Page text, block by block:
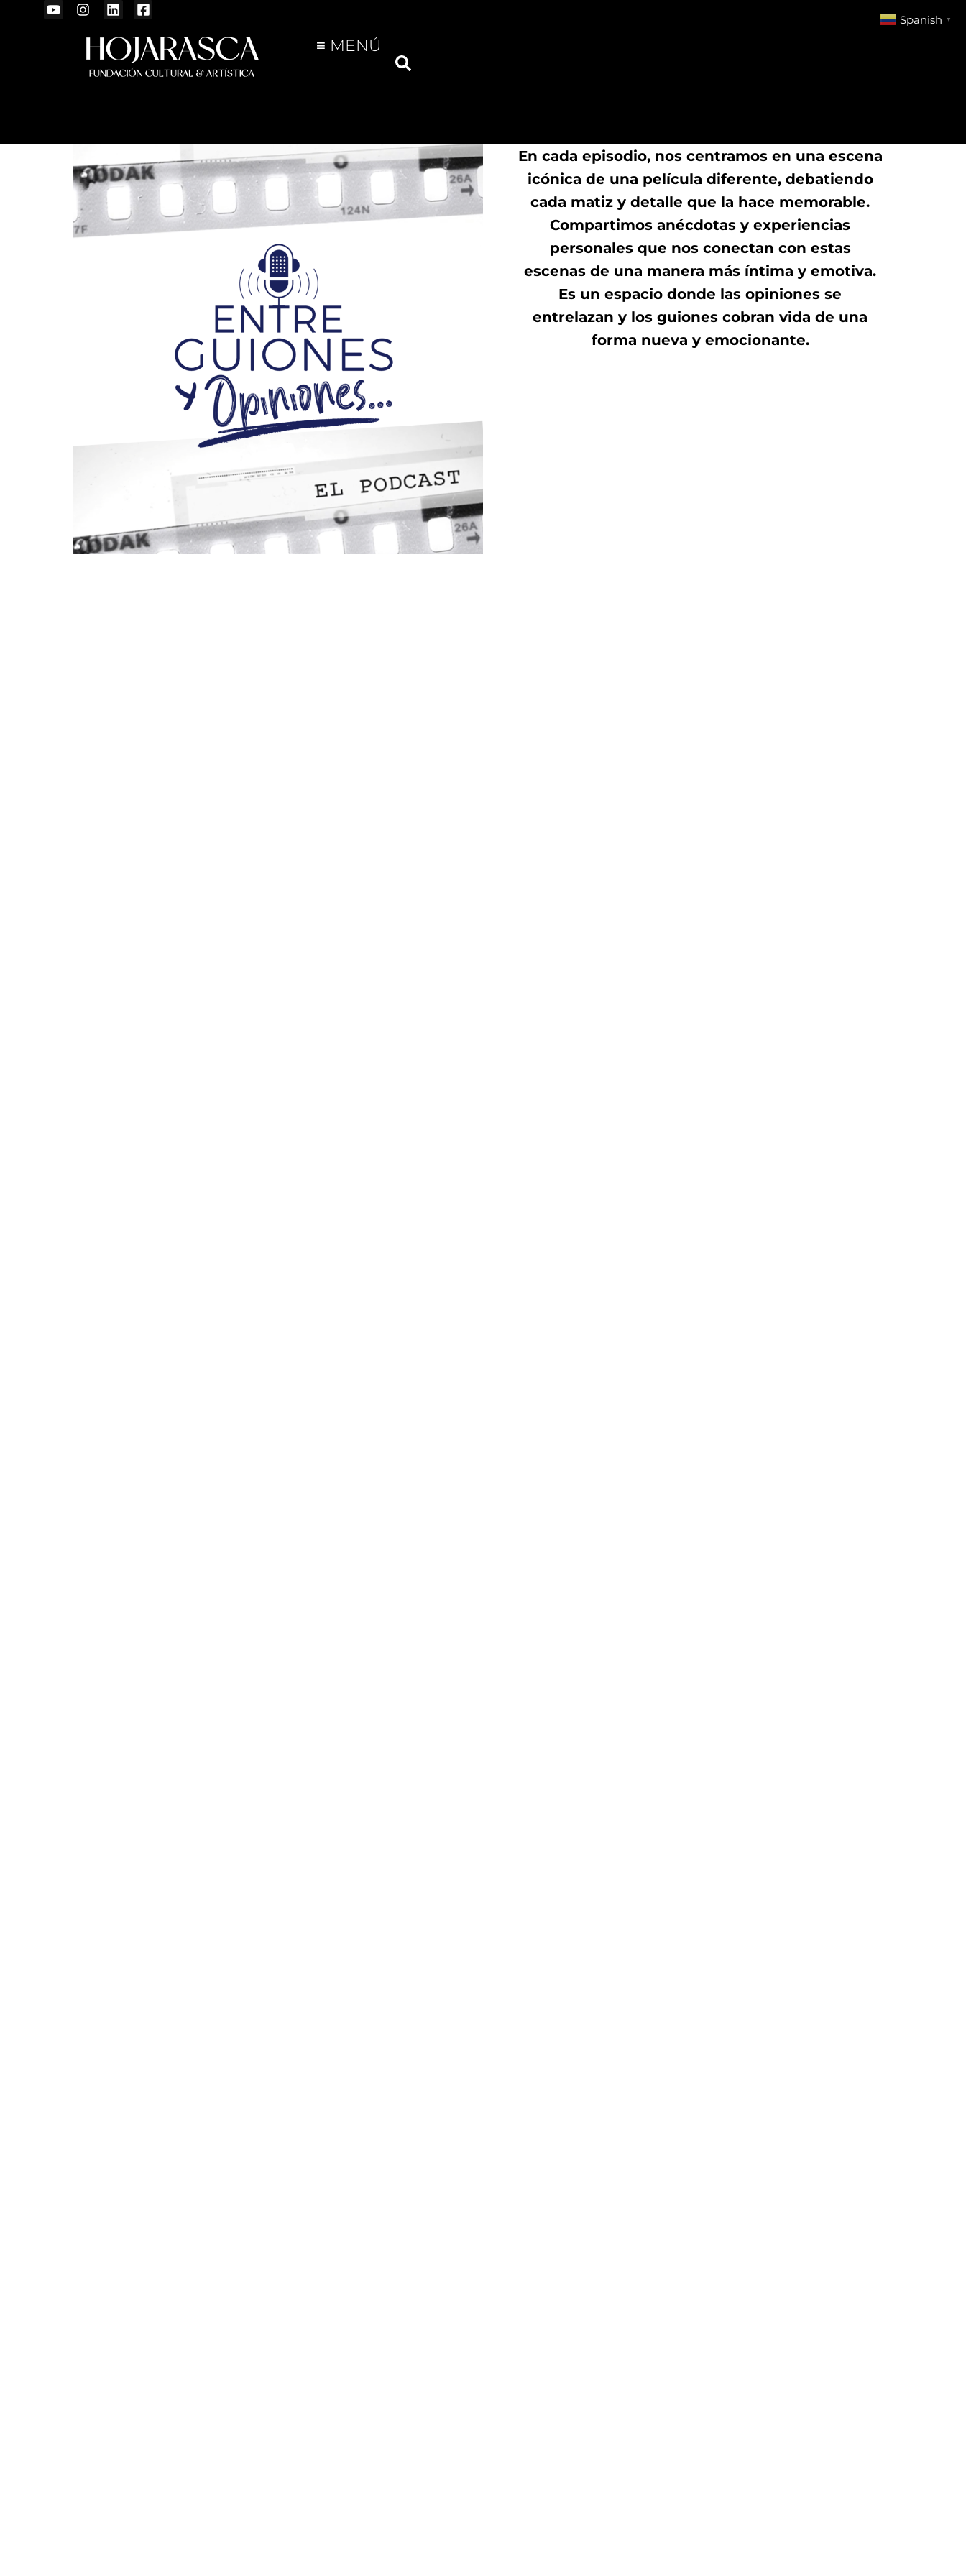
≡ MENÚ
En cada episodio, nos centramos en una escena
icónica de una película diferente, debatiendo
cada matiz y detalle que la hace memorable.
Compartimos anécdotas y experiencias
personales que nos conectan con estas
escenas de una manera más íntima y emotiva.
Es un espacio donde las opiniones se
entrelazan y los guiones cobran vida de una
forma nueva y emocionante.
Spanish ▼